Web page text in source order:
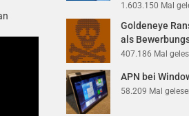
1.603.150 Mal
Goldeneye
als
407.186 Mal
APN bei
58.209 Mal